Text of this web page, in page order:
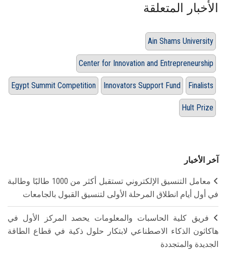
الأخبار المتعلقة
Ain Shams University
Center for Innovation and Entrepreneurship
Egypt Summit Competition Innovators Support Fund Finalists
Hult Prize
آخر الأخبار
معامل التنسيق الإلكتروني تستقبل أكثر من 1000 طالبًا وطالبة
في أول أيام انطلاق المرحلة الأولى لتنسيق القبول بالجامعات
فريق كلية الحاسبات والمعلومات يحصد المركز الأول في
هاكاثون الذكاء الاصطناعي لابتكار حلول ذكية في قطاع الطاقة
الجديدة والمتجددة